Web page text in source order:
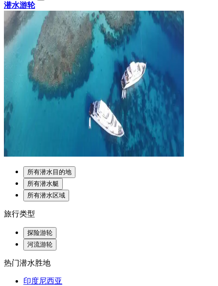
潜水游轮
所有潜水目的地
所有潜水艇
所有潜水区域
旅行类型
探险游轮
河流游轮
热门潜水胜地
印度尼西亚